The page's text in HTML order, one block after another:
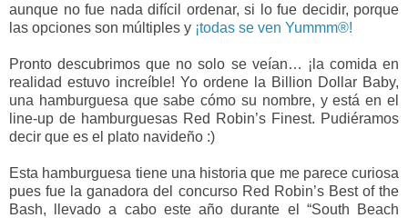
aunque no fue nada difícil ordenar, si lo fue decidir, porque
las opciones son múltiples y ¡todas se ven Yummm®!
Pronto descubrimos que no solo se veían… ¡la comida en
realidad estuvo increíble! Yo ordene la Billion Dollar Baby,
una hamburguesa que sabe cómo su nombre, y está en el
line-up de hamburguesas Red Robin’s Finest. Pudiéramos
decir que es el plato navideño :)
Esta hamburguesa tiene una historia que me parece curiosa
pues fue la ganadora del concurso Red Robin’s Best of the
Bash, llevado a cabo este año durante el “South Beach